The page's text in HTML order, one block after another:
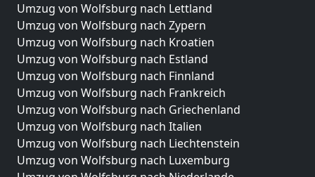
Umzug von Wolfsburg nach Lettland
Umzug von Wolfsburg nach Zypern
Umzug von Wolfsburg nach Kroatien
Umzug von Wolfsburg nach Estland
Umzug von Wolfsburg nach Finnland
Umzug von Wolfsburg nach Frankreich
Umzug von Wolfsburg nach Griechenland
Umzug von Wolfsburg nach Italien
Umzug von Wolfsburg nach Liechtenstein
Umzug von Wolfsburg nach Luxemburg